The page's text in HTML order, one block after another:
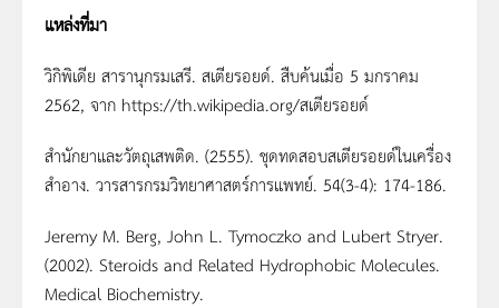
แหล่งที่มา
วิกิพิเดีย สารานุกรมเสรี. สเตียรอยด์. สืบค้นเมื่อ 5 มกราคม
2562, จาก https://th.wikipedia.org/สเตียรอยด์
สำนักยาและวัตถุเสพติด. (2555). ชุดทดสอบสเตียรอยด์ในเครื่อง
สำอาง. วารสารกรมวิทยาศาสตร์การแพทย์. 54(3-4): 174-186.
Jeremy M. Berg, John L. Tymoczko and Lubert Stryer.
(2002). Steroids and Related Hydrophobic Molecules.
Medical Biochemistry.